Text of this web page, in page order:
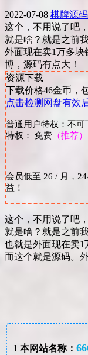
2022-07-08 棋牌源码
这个，不用说了吧
就是啥？就是之前
外面现在卖1万多
博，源码有点大！
资源下载
下载价格46金币，
点击检测网盘有效
普通用户特权：不
特权： 免费 （推荐）
会员低至 26 / 月，
益！
这个，不用说了吧
就是啥？就是之前
也就是外面现在卖1
而这个就是源码。
1 本网站名称：